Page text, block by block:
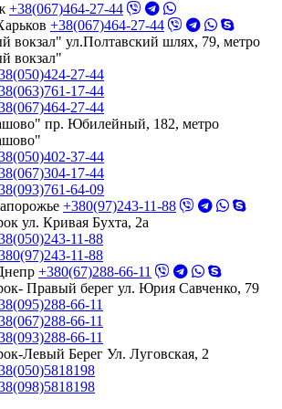
+38(067)464-27-44
+38(067)464-27-44
ул.Полтавский шлях, 79, метро
вокзал"
27-44
17-44
27-44
пр. Юбилейный, 182, метро
37-44
17-44
64-09
+380(97)243-11-88
ул. Кривая Бухта, 2а
11-88
11-88
+380(67)288-66-11
Правый берег ул. Юрия Савченко, 79
66-11
66-11
66-11
Левый Берег Ул. Луговская, 2